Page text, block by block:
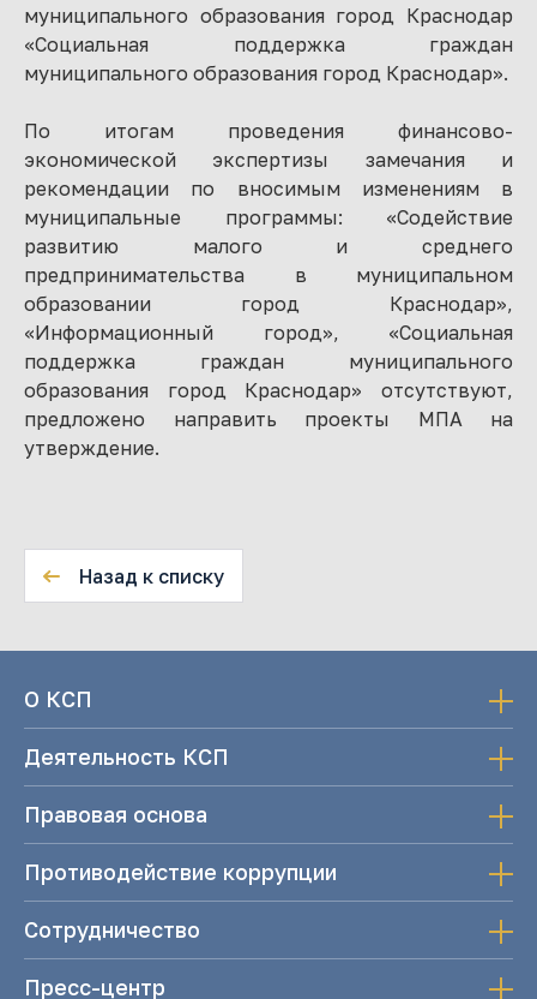
муниципального образования город Краснодар
«Социальная поддержка граждан
муниципального образования город Краснодар».
По итогам проведения финансово-
экономической экспертизы замечания и
рекомендации по вносимым изменениям в
муниципальные программы: «Содействие
развитию малого и среднего
предпринимательства в муниципальном
образовании город Краснодар»,
«Информационный город», «Социальная
поддержка граждан муниципального
образования город Краснодар» отсутствуют,
предложено направить проекты МПА на
утверждение.
Назад к списку
О КСП
Деятельность КСП
Правовая основа
Противодействие коррупции
Сотрудничество
Пресс-центр